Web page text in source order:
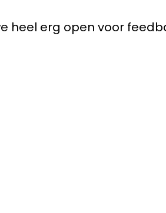
heel erg open voor